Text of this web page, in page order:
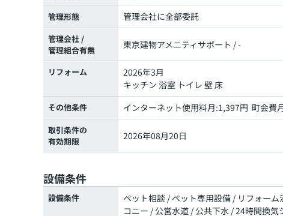
管理形態 管理会社に全部委託
管理会社 /
管理組合有無
東京建物アメニティサポート / -
リフォーム
2026年3月
キッチン 浴室 トイレ 壁 床
その他条件 インターネット使用料月:1,397円 町会費
取引条件の
有効期限
2026年08月20日
設備条件
設備条件
ペット相談 / ペット専用設備 / リフォー
コニー / 公営水道 / 公共下水 / 24時間換